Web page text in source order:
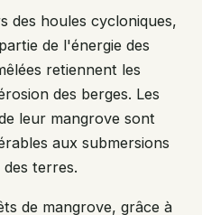
des houles cycloniques,
de l'énergie des
retiennent les
des berges. Les
leur mangrove sont
aux submersions
terres.
de mangrove, grâce à